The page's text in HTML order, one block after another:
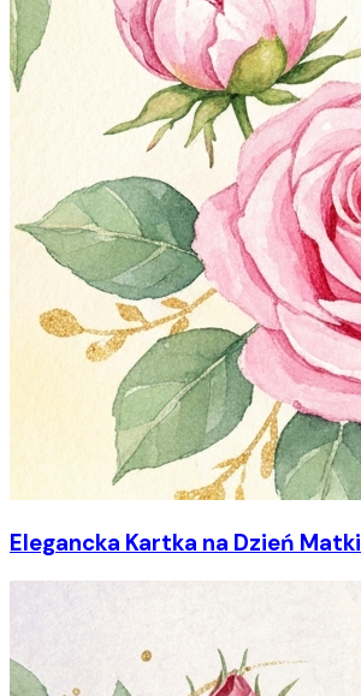
Elegancka Kartka na Dzień Matki